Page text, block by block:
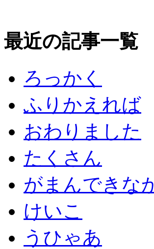
最近の記事一覧
ろっかく
ふりかえれば
おわりました
たくさん
がまんできな
けいこ
うひゃあ